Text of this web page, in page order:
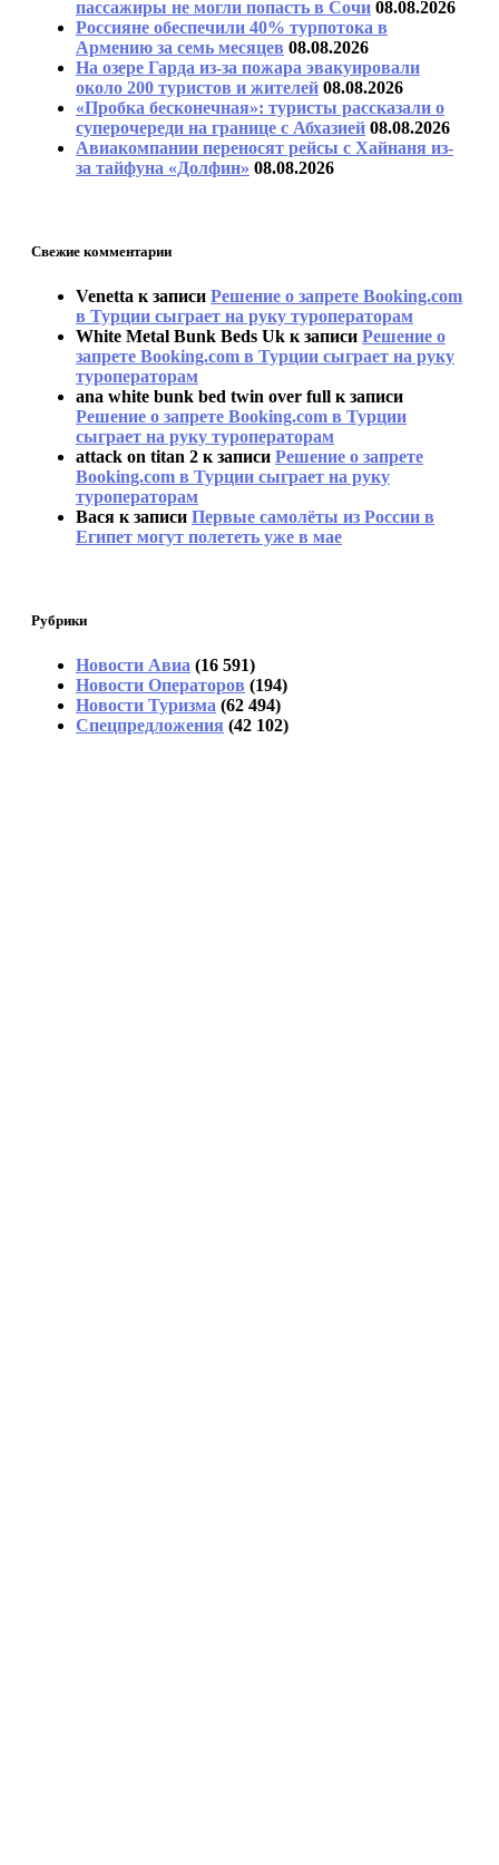
пассажиры не могли попасть в Сочи 08.08.2026
Россияне обеспечили 40% турпотока в
Армению за семь месяцев 08.08.2026
На озере Гарда из-за пожара эвакуировали
около 200 туристов и жителей 08.08.2026
«Пробка бесконечная»: туристы рассказали о
суперочереди на границе с Абхазией 08.08.2026
Авиакомпании переносят рейсы с Хайнаня из-
за тайфуна «Долфин» 08.08.2026
Свежие комментарии
Venetta к записи Решение о запрете Booking.com
в Турции сыграет на руку туроператорам
White Metal Bunk Beds Uk к записи Решение о
запрете Booking.com в Турции сыграет на руку
туроператорам
ana white bunk bed twin over full к записи
Решение о запрете Booking.com в Турции
сыграет на руку туроператорам
attack on titan 2 к записи Решение о запрете
Booking.com в Турции сыграет на руку
туроператорам
Вася к записи Первые самолёты из России в
Египет могут полететь уже в мае
Рубрики
Новости Авиа (16 591)
Новости Операторов (194)
Новости Туризма (62 494)
Спецпредложения (42 102)